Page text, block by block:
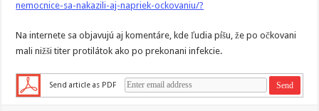
nemocnice-sa-nakazili-aj-napriek-ockovaniu/?
Na internete sa objavujú aj komentáre, kde ľudia píšu, že po očkovani
mali nižši titer protilátok ako po prekonani infekcie.
Send article as PDF